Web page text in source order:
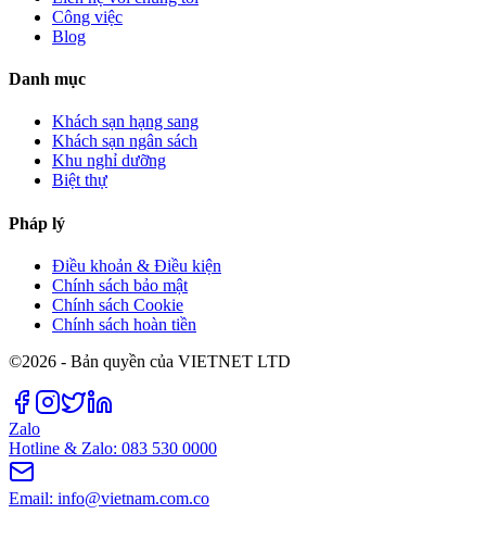
Công việc
Blog
Danh mục
Khách sạn hạng sang
Khách sạn ngân sách
Khu nghỉ dưỡng
Biệt thự
Pháp lý
Điều khoản & Điều kiện
Chính sách bảo mật
Chính sách Cookie
Chính sách hoàn tiền
©2026 - Bản quyền của VIETNET LTD
Zalo
Hotline & Zalo: 083 530 0000
Email: info@vietnam.com.co